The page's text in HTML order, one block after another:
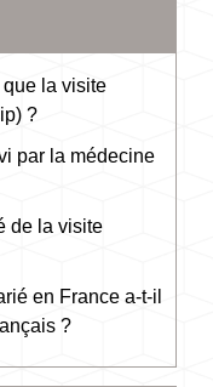
la visite
?
par la médecine
de la visite
en France a-t-il
?